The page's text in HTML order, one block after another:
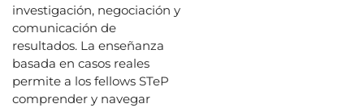
investigación, negociación y
comunicación de
resultados. La enseñanza
basada en casos reales
permite a los fellows STeP
comprender y navegar